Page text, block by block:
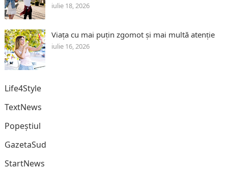
iulie 18, 2026
Viața cu mai puțin zgomot și mai multă atenție
iulie 16, 2026
Life4Style
TextNews
Popeștiul
GazetaSud
StartNews